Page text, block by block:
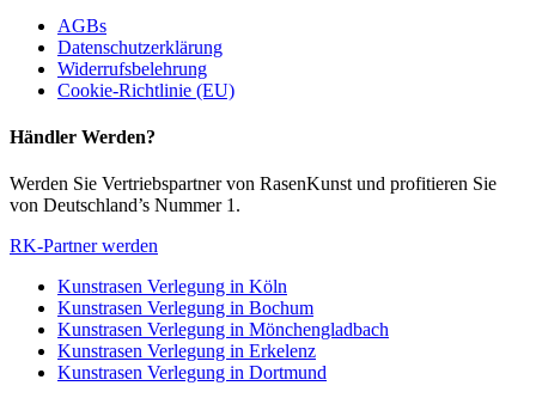
AGBs
Datenschutzerklärung
Widerrufsbelehrung
Cookie-Richtlinie (EU)
Händler Werden?
Werden Sie Vertriebspartner von RasenKunst und profitieren Sie
von Deutschland’s Nummer 1.
RK-Partner werden
Kunstrasen Verlegung in Köln
Kunstrasen Verlegung in Bochum
Kunstrasen Verlegung in Mönchengladbach
Kunstrasen Verlegung in Erkelenz
Kunstrasen Verlegung in Dortmund